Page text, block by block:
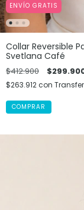
ENVÍO GRATIS
Collar Reversible
Svetlana Café
$412.900
$263.912con
COMPRAR